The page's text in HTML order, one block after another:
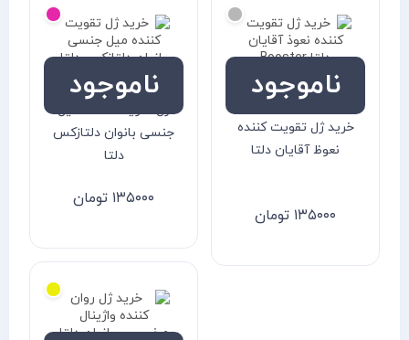
ناموجود
خرید ژل تقویت کننده
نعوظ آقایان دلتا
۱۳۵۰۰۰ تومان
ناموجود
ژل تقویت کننده میل
جنسی بانوان دلتازکس
دلتا
۱۳۵۰۰۰ تومان